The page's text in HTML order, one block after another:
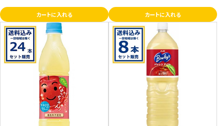
カートに入れる カートに入れる